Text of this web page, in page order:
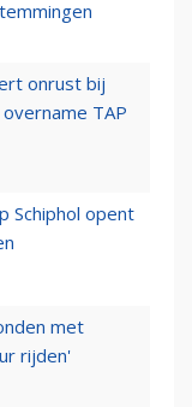
onrust bij
TAP
Schiphol opent
met
rijden'